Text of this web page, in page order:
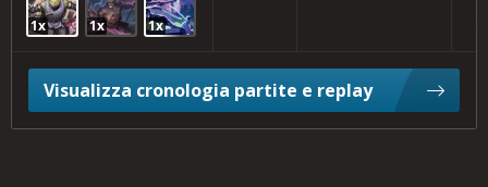
1x 1x 1x
Visualizza cronologia partite e replay